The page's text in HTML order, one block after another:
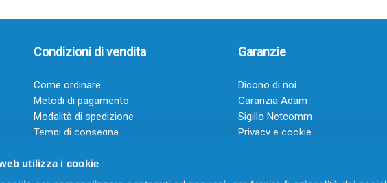
utilizza i cookie
Condizioni di vendita
Come ordinare
Metodi di pagamento
Modalità di spedizione
Tempi di consegna
Garanzie
Dicono di noi
Garanzia Adam
Sigillo Netcomm
Privacy e cookie